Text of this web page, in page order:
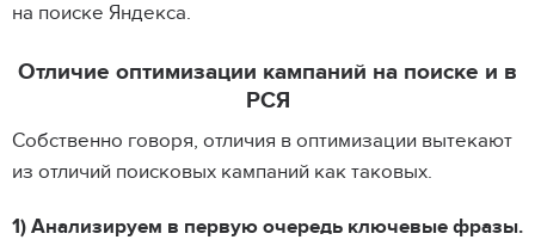
на поиске Яндекса.
Отличие оптимизации кампаний на поиске и в
РСЯ
Собственно говоря, отличия в оптимизации вытекают
из отличий поисковых кампаний как таковых.
1) Анализируем в первую очередь ключевые фразы.